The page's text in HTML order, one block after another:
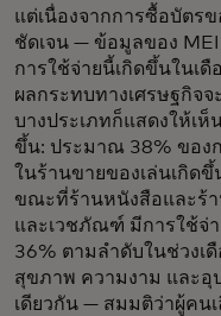
แต่เนื่องจากการซื้อบัตร
ชัดเจน — ข้อมูลของ
การใช้จ่ายนี้เกิดขึ้นในเ
ผลกระทบทางเศรษฐกิจ
บางประเภทก็แสดงให้เ
ขึ้น: ประมาณ 38% ของ
ในร้านขายของเล่นเกิด
ขณะที่ร้านหนังสือและร้
และเวชภัณฑ์ มีการใช้จ่
36% ตามลำดับในช่วงเ
สุขภาพ ความงาม และ
เดียวกัน — สมมติว่าผู้คน